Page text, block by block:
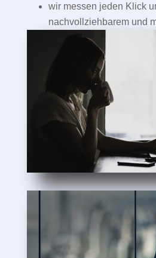
wir messen jeden Klick
nachvollziehbarem und